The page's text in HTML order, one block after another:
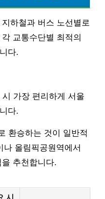
하철과 버스 노선별로
교통수단별 최적의
다.
가장 편리하게 서울
다.
환승하는 것이 일반적
나 올림픽공원역에서
추천합니다.